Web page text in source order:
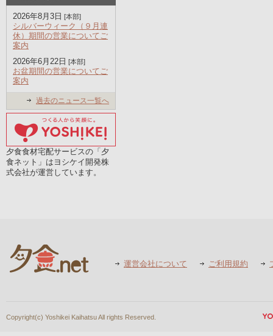
2026年8月3日 [本部]
シルバーウィーク（９月連
休）期間の営業についてご
案内
2026年6月22日 [本部]
お盆期間の営業についてご
案内
過去のニュース一覧へ
夕食食材宅配サービスの「夕
食ネット」はヨシケイ開発株
式会社が運営しています。
運営会社について ご利用規約
Copyright(c) Yoshikei Kaihatsu All rights Reserved.